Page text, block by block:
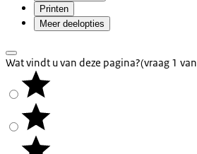
Printen
Meer deelopties
Wat vindt u van deze pagina?(vraag 1